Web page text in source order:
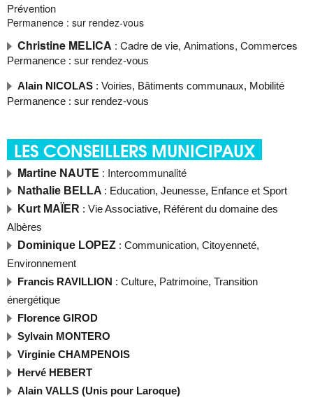
Prévention
Permanence : sur rendez-vous
Christine MELICA : Cadre de vie, Animations, Commerces
Permanence : sur rendez-vous
Alain NICOLAS : Voiries, Bâtiments communaux, Mobilité
Permanence : sur rendez-vous
LES CONSEILLERS MUNICIPAUX
Martine NAUTE : Intercommunalité
Nathalie BELLA : Education, Jeunesse, Enfance et Sport
Kurt MAÏER : Vie Associative, Référent du domaine des
Albères
Dominique LOPEZ : Communication, Citoyenneté,
Environnement
Francis RAVILLION : Culture, Patrimoine, Transition
énergétique
Florence GIROD
Sylvain MONTERO
Virginie CHAMPENOIS
Hervé HEBERT
Alain VALLS (Unis pour Laroque)